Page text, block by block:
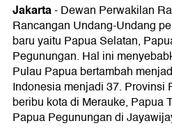
Jakarta-Dewan Perwakilan
Rancangan Undang-Undang
baru yaitu Papua Selatan,
Pegunungan. Hal ini
Pulau Papua bertambah
Indonesia menjadi 37. Provinsi
beribu kota di Merauke, Papua
Papua Pegunungan di